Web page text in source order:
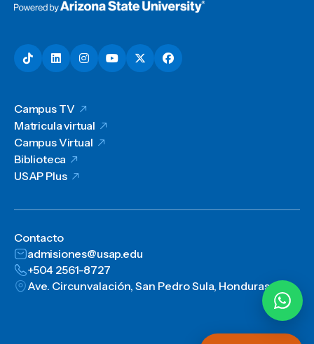
Campus TV
Matricula virtual
Campus Virtual
Biblioteca
USAP Plus
Contacto
admisiones@usap.edu
+504 2561-8727
Ave. Circunvalación, San Pedro Sula, Honduras, C.A.